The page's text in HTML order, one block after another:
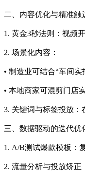
二、内容优化与精准触
1. 黄金3秒法则：视频
2. 场景化内容：
• 制造业可结合“车间
• 本地商家可混剪门店
3. 关键词与标签投放：
三、数据驱动的迭代优
1. A/B测试爆款模板：
2. 流量分析与投放矫正